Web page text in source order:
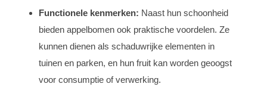
Functionele kenmerken: Naast hun schoonheid
bieden appelbomen ook praktische voordelen. Ze
kunnen dienen als schaduwrijke elementen in
tuinen en parken, en hun fruit kan worden geoogst
voor consumptie of verwerking.